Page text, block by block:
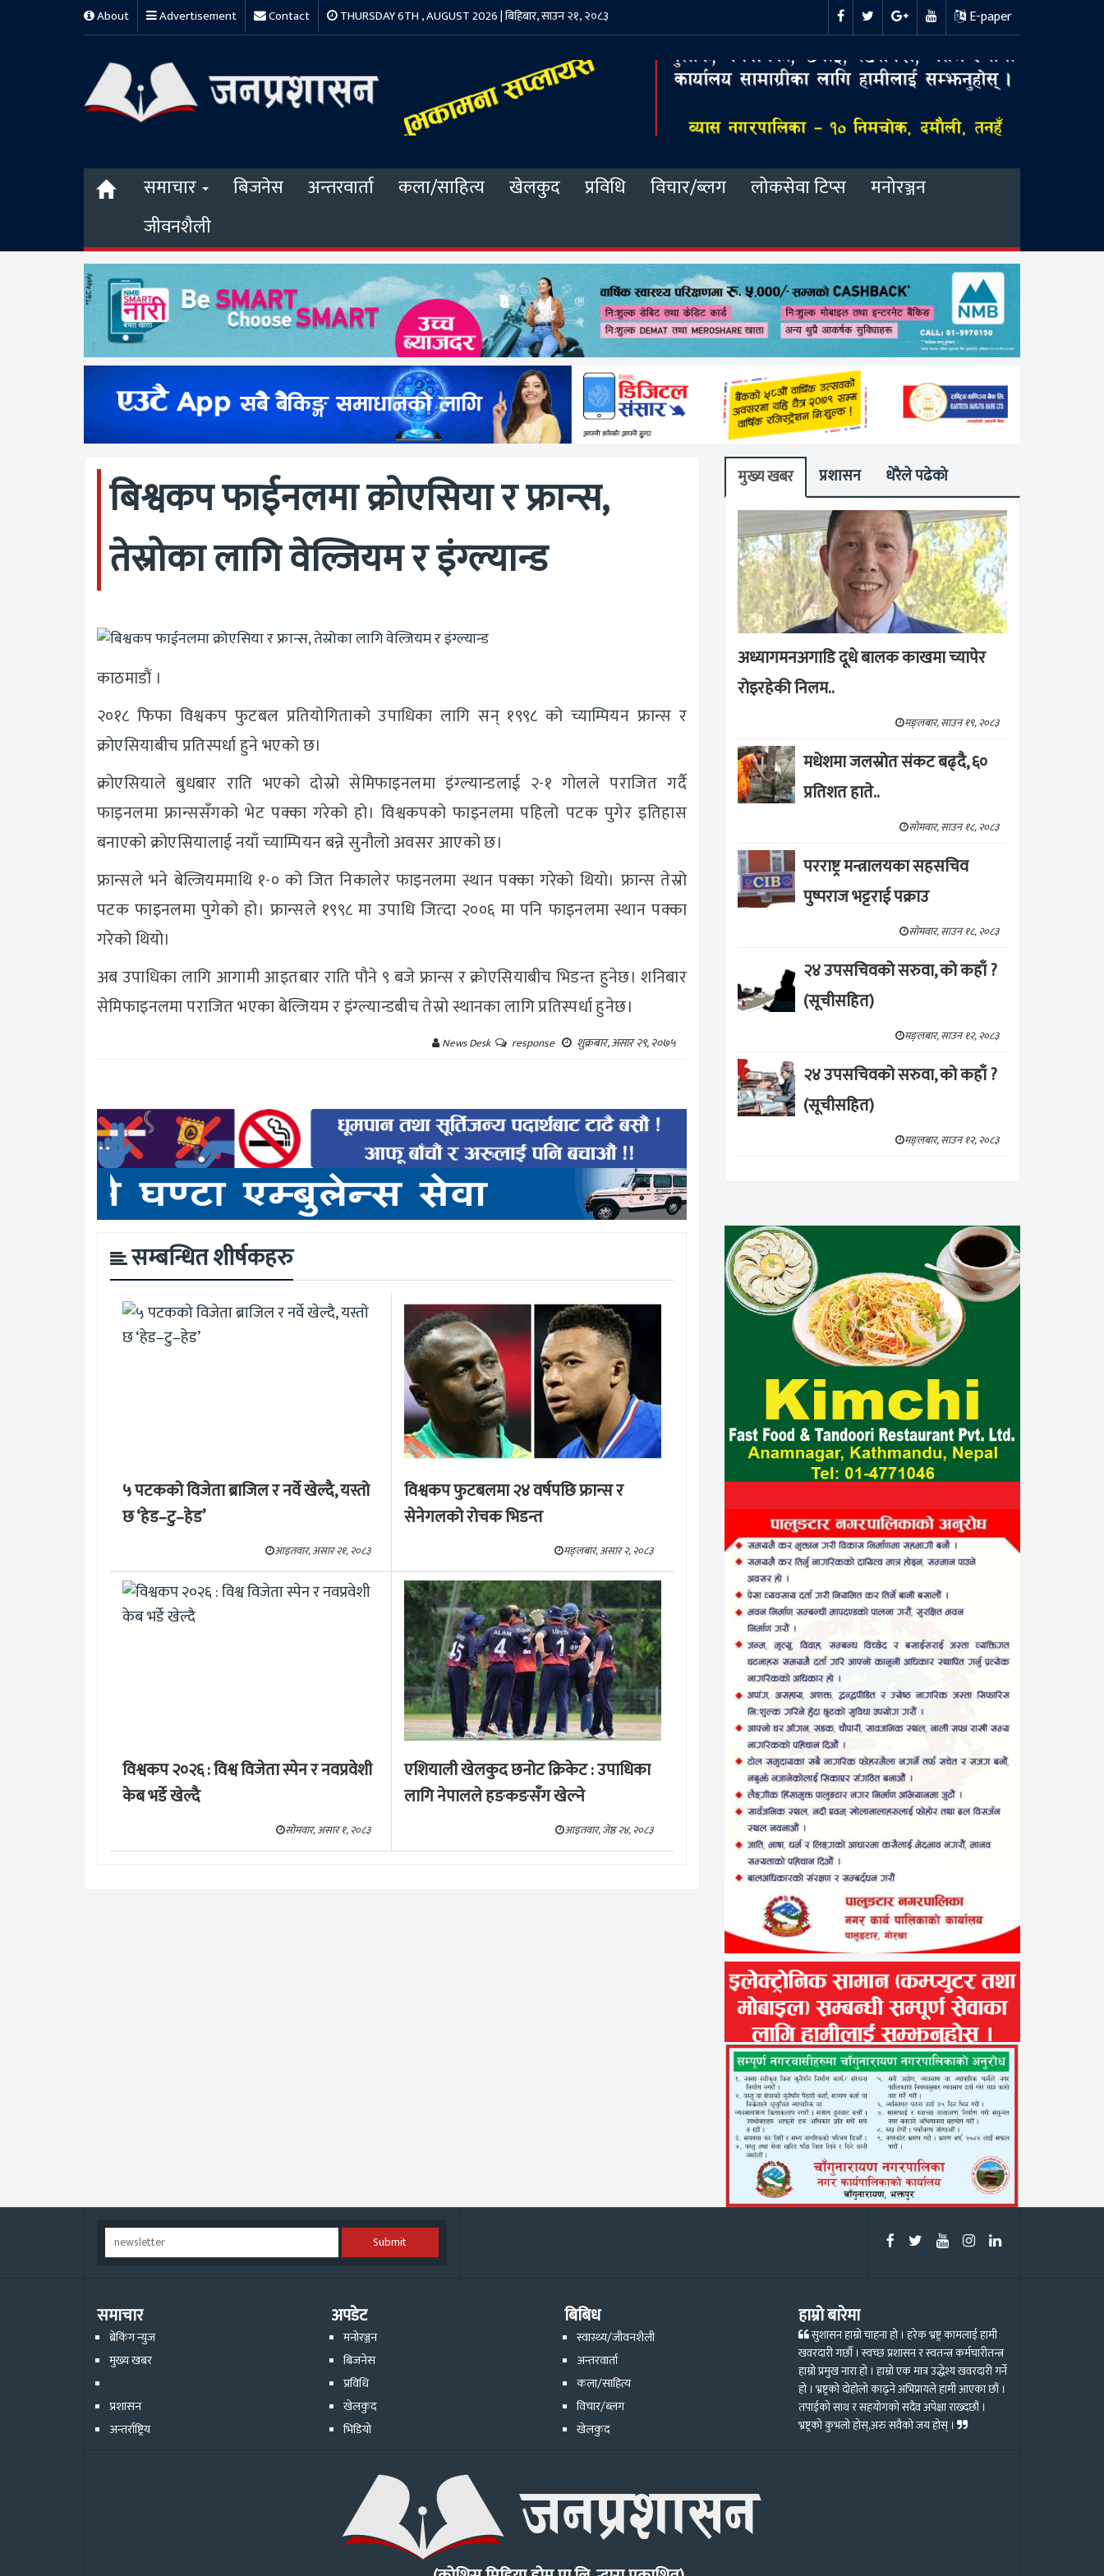
About Advertisement Contact THURSDAY 6TH , AUGUST 2026 | बिहिबार, साउन २१, २०८३ E-paper
समाचार बिजनेस अन्तरवार्ता कला/साहित्य खेलकुद प्रविधि विचार/ब्लग लोकसेवा टिप्स
मनोरञ्जन
जीवनशैली
बिश्वकप फाईनलमा क्रोएसिया र फ्रान्स,
तेस्रोका लागि वेल्जियम र इंग्ल्यान्ड
काठमाडौं ।
२०१८ फिफा विश्वकप फुटबल प्रतियोगिताको उपाधिका लागि सन् १९९८ को च्याम्पियन फ्रान्स र
क्रोएसियाबीच प्रतिस्पर्धा हुने भएको छ।
क्रोएसियाले बुधबार राति भएको दोस्रो सेमिफाइनलमा इंग्ल्यान्डलाई २-१ गोलले पराजित गर्दै
फाइनलमा फ्रान्ससँगको भेट पक्का गरेको हो। विश्वकपको फाइनलमा पहिलो पटक पुगेर इतिहास
बनाएको क्रोएसियालाई नयाँ च्याम्पियन बन्ने सुनौलो अवसर आएको छ।
फ्रान्सले भने बेल्जियममाथि १-० को जित निकालेर फाइनलमा स्थान पक्का गरेको थियो। फ्रान्स तेस्रो
पटक फाइनलमा पुगेको हो। फ्रान्सले १९९८ मा उपाधि जित्दा २००६ मा पनि फाइनलमा स्थान पक्का
गरेको थियो।
अब उपाधिका लागि आगामी आइतबार राति पौने ९ बजे फ्रान्स र क्रोएसियाबीच भिडन्त हुनेछ। शनिबार
सेमिफाइनलमा पराजित भएका बेल्जियम र इंग्ल्यान्डबीच तेस्रो स्थानका लागि प्रतिस्पर्धा हुनेछ।
News Desk response शुक्रबार, असार २९, २०७५
सम्बन्धित शीर्षकहरु
५ पटकको विजेता ब्राजिल र नर्वे खेल्दै, यस्तो
छ ‘हेड–टु–हेड’
आइतवार, असार २१, २०८३
विश्वकप फुटबलमा २४ वर्षपछि फ्रान्स र
सेनेगलको रोचक भिडन्त
मङ्लबार, असार २, २०८३
विश्वकप २०२६ : विश्व विजेता स्पेन र नवप्रवेशी
केब भर्डे खेल्दै
सोमवार, असार १, २०८३
एशियाली खेलकुद छनोट क्रिकेट : उपाधिका
लागि नेपालले हङकङसँग खेल्ने
आइतवार, जेष्ठ २४, २०८३
मुख्य खबर प्रशासन धेरैले पढेको
अध्यागमनअगाडि दूधे बालक काखमा च्यापेर
रोइरहेकी निलम..
मङ्लबार, साउन १९, २०८३
मधेशमा जलस्रोत संकट बढ्दै, ६०
प्रतिशत हाते..
सोमवार, साउन १८, २०८३
परराष्ट्र मन्त्रालयका सहसचिव
पुष्पराज भट्टराई पक्राउ
सोमवार, साउन १८, २०८३
२४ उपसचिवको सरुवा, को कहाँ ?
(सूचीसहित)
मङ्लबार, साउन १२, २०८३
२४ उपसचिवको सरुवा, को कहाँ ?
(सूचीसहित)
मङ्लबार, साउन १२, २०८३
Submit
समाचार
ब्रेकिंग न्युज
मुख्य खबर
प्रशासन
अन्तर्राष्ट्रिय
अपडेट
मनोरञ्जन
बिजनेस
प्रविधि
खेलकुद
भिडियो
बिबिध
स्वास्थ्य/जीवनशैली
अन्तरवार्ता
कला/साहित्य
विचार/ब्लग
खेलकुद
हाम्रो बारेमा
सुशासन हाम्रो चाहना हो । हरेक भ्रष्ट्र कामलाई हामी
खवरदारी गर्छौ । स्वच्छ प्रशासन र स्वतन्त्र कर्मचारीतन्त्र
हाम्रो प्रमुख नारा हो । हाम्रो एक मात्र उद्धेश्य खवरदारी गर्ने
हो । भ्रष्ट्रको दोहोलो काढ्ने अभिप्रायले हामी आएका छौं ।
तपाईको साथ र सहयोगको सदैव अपेक्षा राख्दछौं ।
भ्रष्ट्रको कुभलो होस्,अरु सवैको जय होस् ।